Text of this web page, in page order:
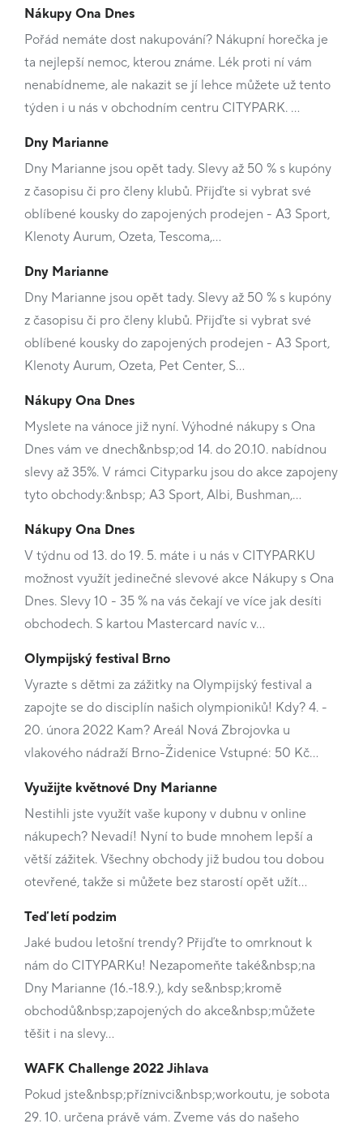
Nákupy Ona Dnes
Pořád nemáte dost nakupování? Nákupní horečka je
ta nejlepší nemoc, kterou známe. Lék proti ní vám
nenabídneme, ale nakazit se jí lehce můžete už tento
týden i u nás v obchodním centru CITYPARK. …
Dny Marianne
Dny Marianne jsou opět tady. Slevy až 50 % s kupóny
z časopisu či pro členy klubů. Přijďte si vybrat své
oblíbené kousky do zapojených prodejen - A3 Sport,
Klenoty Aurum, Ozeta, Tescoma,…
Dny Marianne
Dny Marianne jsou opět tady. Slevy až 50 % s kupóny
z časopisu či pro členy klubů. Přijďte si vybrat své
oblíbené kousky do zapojených prodejen - A3 Sport,
Klenoty Aurum, Ozeta, Pet Center, S…
Nákupy Ona Dnes
Myslete na vánoce již nyní. Výhodné nákupy s Ona
Dnes vám ve dnech&nbsp;od 14. do 20.10. nabídnou
slevy až 35%. V rámci Cityparku jsou do akce zapojeny
tyto obchody:&nbsp; A3 Sport, Albi, Bushman,…
Nákupy Ona Dnes
V týdnu od 13. do 19. 5. máte i u nás v CITYPARKU
možnost využít jedinečné slevové akce Nákupy s Ona
Dnes. Slevy 10 - 35 % na vás čekají ve více jak desíti
obchodech. S kartou Mastercard navíc v…
Olympijský festival Brno
Vyrazte s dětmi za zážitky na Olympijský festival a
zapojte se do disciplín našich olympioniků! Kdy? 4. -
20. února 2022 Kam? Areál Nová Zbrojovka u
vlakového nádraží Brno-Židenice Vstupné: 50 Kč…
Využijte květnové Dny Marianne
Nestihli jste využít vaše kupony v dubnu v online
nákupech? Nevadí! Nyní to bude mnohem lepší a
větší zážitek. Všechny obchody již budou tou dobou
otevřené, takže si můžete bez starostí opět užít…
Teď letí podzim
Jaké budou letošní trendy? Přijďte to omrknout k
nám do CITYPARKu! Nezapomeňte také&nbsp;na
Dny Marianne (16.-18.9.), kdy se&nbsp;kromě
obchodů&nbsp;zapojených do akce&nbsp;můžete
těšit i na slevy…
WAFK Challenge 2022 Jihlava
Pokud jste&nbsp;příznivci&nbsp;workoutu, je sobota
29. 10. určena právě vám. Zveme vás do našeho